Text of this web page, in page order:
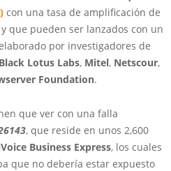
con una tasa de amplificación de
que pueden ser lanzados con un
por investigadores de
Lotus Labs, Mitel, Netscour,
Foundation.
que ver con una falla
, que reside en unos 2,600
Business Express, los cuales
que no debería estar expuesto